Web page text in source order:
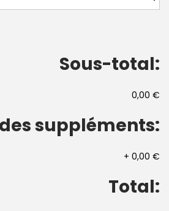
Sous-total:
0,00 €
suppléments:
+ 0,00 €
Total: